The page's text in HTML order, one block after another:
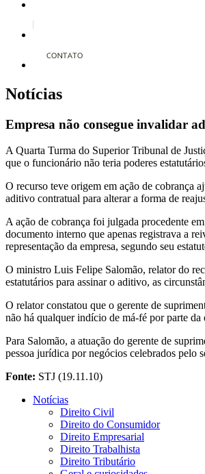
Notícias
Empresa não consegue invalidar
A Quarta Turma do Superior Tribunal de
que o funcionário não teria poderes
O recurso teve origem em ação de cobrança
aditivo contratual para alterar a forma de
A ação de cobrança foi julgada procedente
documento interno que apenas registrava a
representação da empresa, segundo seu
O ministro Luis Felipe Salomão, relator do
estatutários para assinar o aditivo, as
O relator constatou que o gerente de
não há qualquer indício de má-fé por parte da
Para Salomão, a atuação do gerente de
pessoa jurídica por negócios celebrados pelo
Fonte: STJ (19.11.10)
Notícias
Direito Civil
Direito do Consumidor
Direito Empresarial
Direito Trabalhista
Direito Tributário